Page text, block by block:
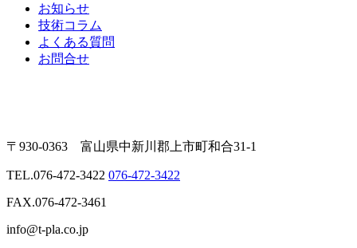
お知らせ
技術コラム
よくある質問
お問合せ
〒930-0363 富山県中新川郡上市町和合31-1
TEL.076-472-3422 076-472-3422
FAX.076-472-3461
info@t-pla.co.jp